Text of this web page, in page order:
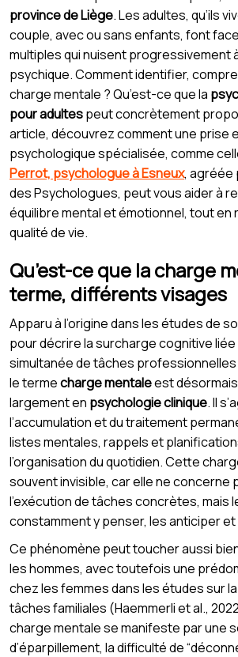
province de Liège. Les adultes, qu’ils
couple, avec ou sans enfants, font
multiples qui nuisent progressivement
psychique. Comment identifier,
charge mentale ? Qu’est-ce que la
pour adultespeut concrètement
article, découvrez comment une prise
psychologique spécialisée, comme
Perrot, psychologue à Esneux, agréée
des Psychologues, peut vous aider à
équilibre mental et émotionnel, tout
qualité de vie.
Qu’est-ce que la charge
terme, différents visages
Apparu à l’origine dans les études de
pour décrire la surcharge cognitive liée
simultanée de tâches
le termecharge mentaleest
largement en psychologie clinique. Il
l’accumulation et du traitement
listes mentales, rappels et
l’organisation du quotidien. Cette
souvent invisible, car elle ne concerne
l’exécution de tâches concrètes, mais
constamment y penser, les anticiper et
Ce phénomène peut toucher aussi
les hommes, avec toutefois une
chez les femmes dans les études sur
tâches familiales (Haemmerli et al.,
charge mentale se manifeste par une
d’éparpillement, la difficulté de